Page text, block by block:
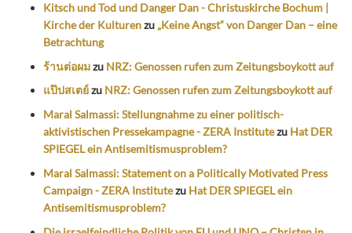
Kitsch und Tod und Danger Dan - Christuskirche Bochum |
Kirche der Kulturenzu „Keine Angst“ von Danger Dan – eine
Betrachtung
ร้านต่อผมzu NRZ: Genossen rufen zum Zeitungsboykott auf
แป๊ปสเตย์zu NRZ: Genossen rufen zum Zeitungsboykott auf
Maral Salmassi: Stellungnahme zu einer politisch-
aktivistischen Pressekampagne - ZERA Institutezu Hat DER
SPIEGEL ein Antisemitismusproblem?
Maral Salmassi: Statement on a Politically Motivated Press
Campaign - ZERA Institutezu Hat DER SPIEGEL ein
Antisemitismusproblem?